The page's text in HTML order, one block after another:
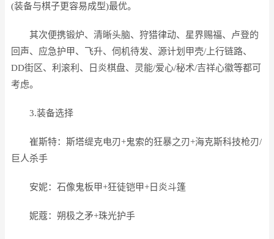
(装备与棋子更容易成型)最优。
其次便携锻炉、清晰头脑、狩猎律动、星界赐福、卢登的
回声、应急护甲、飞升、伺机待发、源计划甲壳/上行链路、
DD街区、利滚利、日炎棋盘、灵能/爱心/秘术/吉祥心徽等都可
考虑。
3.装备选择
崔斯特：斯塔缇克电刃+鬼索的狂暴之刃+海克斯科技枪刃/
巨人杀手
安妮：石像鬼板甲+狂徒铠甲+日炎斗篷
妮蔻：朔极之矛+珠光护手